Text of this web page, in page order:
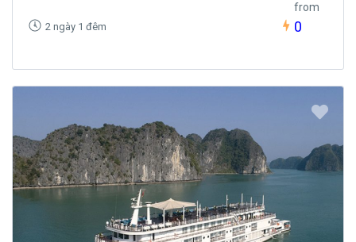
2 ngày 1 đêm
from
0